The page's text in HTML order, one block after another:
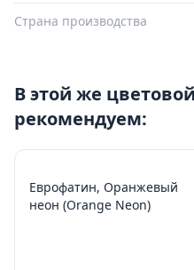
Страна производства
В этой же
рекомендуем:
Еврофатин, Оранжевый
неон (Orange Neon)